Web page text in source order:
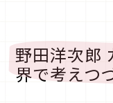
野田洋次郎
界で考えつ